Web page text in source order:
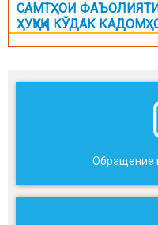
САМТҲОИ
ҲУҚУҚИ КЎДАК
Обращение